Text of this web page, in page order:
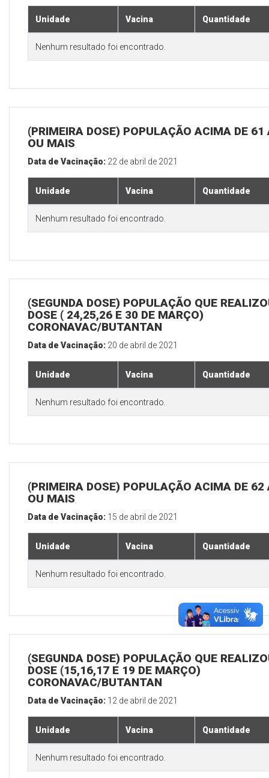
Unidade Vacina Quantidade
Nenhum resultado foi encontrado.
(PRIMEIRA DOSE) POPULAÇÃO ACIMA DE 61
OU MAIS
Data de Vacinação: 22 de abril de 2021
Unidade Vacina Quantidade
Nenhum resultado foi encontrado.
(SEGUNDA DOSE) POPULAÇÃO QUE
DOSE ( 24,25,26 E 30 DE MARÇO)
CORONAVAC/BUTANTAN
Data de Vacinação: 20 de abril de 2021
Unidade Vacina Quantidade
Nenhum resultado foi encontrado.
(PRIMEIRA DOSE) POPULAÇÃO ACIMA DE 62
OU MAIS
Data de Vacinação: 15 de abril de 2021
Unidade Vacina Quantidade
Nenhum resultado foi encontrado.
(SEGUNDA DOSE) POPULAÇÃO QUE
DOSE (15,16,17 E 19 DE MARÇO)
CORONAVAC/BUTANTAN
Data de Vacinação: 12 de abril de 2021
Unidade Vacina Quantidade
Nenhum resultado foi encontrado.